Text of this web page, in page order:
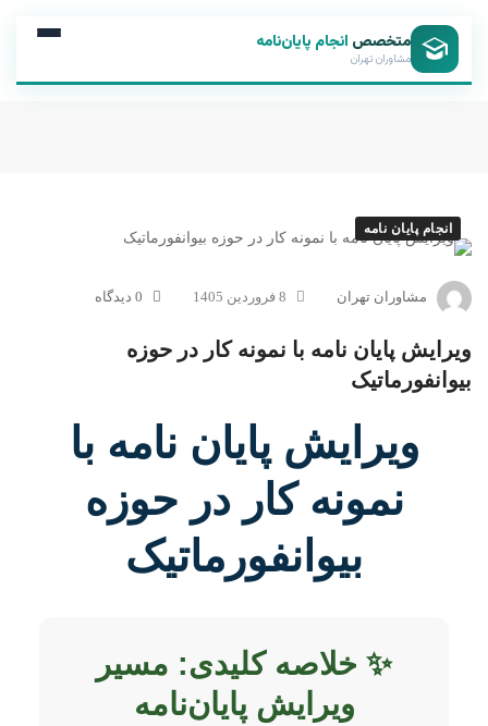
متخصص انجام پایان‌نامه
مشاوران تهران
انجام پایان نامه
مشاوران تهران 8 فروردین 1405 0 دیدگاه
ویرایش پایان نامه با نمونه کار در حوزه
بیوانفورماتیک
ویرایش پایان نامه با
نمونه کار در حوزه
بیوانفورماتیک
✨ خلاصه کلیدی: مسیر
ویرایش پایان‌نامه